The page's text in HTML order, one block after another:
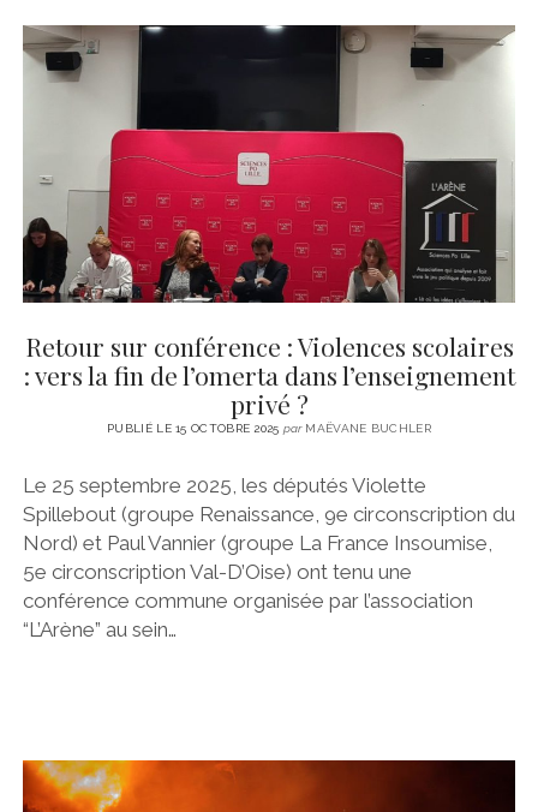
Retour sur conférence : Violences scolaires
: vers la fin de l’omerta dans l’enseignement
privé ?
PUBLIÉ LE 15 OCTOBRE 2025 parMAËVANE BUCHLER
Le 25 septembre 2025, les députés Violette
Spillebout (groupe Renaissance, 9e circonscription du
Nord) et Paul Vannier (groupe La France Insoumise,
5e circonscription Val-D’Oise) ont tenu une
conférence commune organisée par l’association
“L’Arène” au sein…